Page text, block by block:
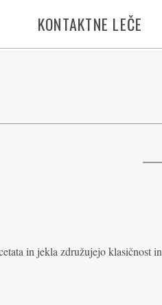
KONTAKTNE LEČE
in jekla združujejo klasičnost in